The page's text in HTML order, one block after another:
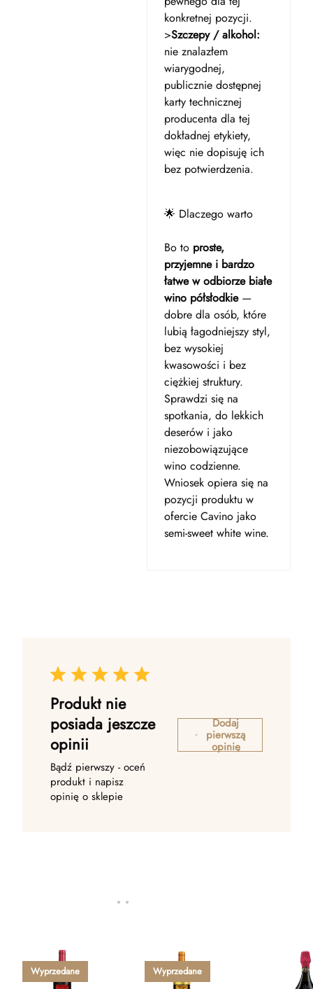
konkretnej pozycji.
>Szczepy / alkohol:
nie znalazłem
wiarygodnej,
publicznie dostępnej
karty technicznej
producenta dla tej
dokładnej etykiety,
więc nie dopisuję ich
bez potwierdzenia.
🌟 Dlaczego warto
Bo to proste,
przyjemne i bardzo
łatwe w odbiorze białe
wino półsłodkie—
dobre dla osób, które
lubią łagodniejszy styl,
bez wysokiej
kwasowości i bez
ciężkiej struktury.
Sprawdzi się na
spotkania, do lekkich
deserów i jako
niezobowiązujące
wino codzienne.
Wniosek opiera się na
pozycji produktu w
ofercie Cavino jako
semi-sweet white wine.
Produkt nie
posiada jeszcze
opinii
Bądź pierwszy - oceń
produkt i napisz
opinię o sklepie
Dodaj
pierwszą
opinię
Wyprzedane Wyprzedane